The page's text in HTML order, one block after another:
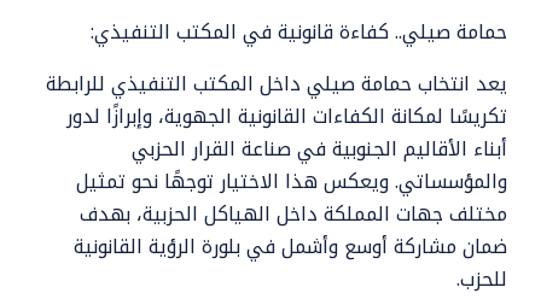
حمامة صيلي.. كفاءة قانونية في المكتب التنفيذي:
يعد انتخاب حمامة صيلي داخل المكتب التنفيذي للرابطة
تكريسًا لمكانة الكفاءات القانونية الجهوية، وإبرازًا لدور
أبناء الأقاليم الجنوبية في صناعة القرار الحزبي
والمؤسساتي. ويعكس هذا الاختيار توجهًا نحو تمثيل
مختلف جهات المملكة داخل الهياكل الحزبية، بهدف
ضمان مشاركة أوسع وأشمل في بلورة الرؤية القانونية
للحزب.